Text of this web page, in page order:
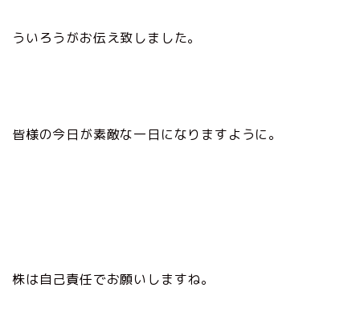
ういろうがお伝え致しました。
皆様の今日が素敵な一日になりますように。
株は自己責任でお願いしますね。